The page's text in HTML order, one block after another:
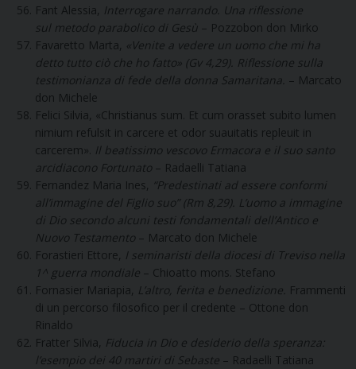
Fant Alessia, Interrogare narrando. Una riflessione
sul metodo parabolico di Gesù – Pozzobon don Mirko
Favaretto Marta, «Venite a vedere un uomo che mi ha
detto tutto ciò che ho fatto» (Gv 4,29). Riflessione sulla
testimonianza di fede della donna Samaritana. – Marcato
don Michele
Felici Silvia, «Christianus sum. Et cum orasset subito lumen
nimium refulsit in carcere et odor suauitatis repleuit in
carcerem». Il beatissimo vescovo Ermacora e il suo santo
arcidiacono Fortunato – Radaelli Tatiana
Fernandez Maria Ines, “Predestinati ad essere conformi
all’immagine del Figlio suo” (Rm 8,29). L’uomo a immagine
di Dio secondo alcuni testi fondamentali dell’Antico e
Nuovo Testamento – Marcato don Michele
Forastieri Ettore, I seminaristi della diocesi di Treviso nella
1^ guerra mondiale – Chioatto mons. Stefano
Fornasier Mariapia, L’altro, ferita e benedizione. Frammenti
di un percorso filosofico per il credente – Ottone don
Rinaldo
Fratter Silvia, Fiducia in Dio e desiderio della speranza:
l’esempio dei 40 martiri di Sebaste – Radaelli Tatiana